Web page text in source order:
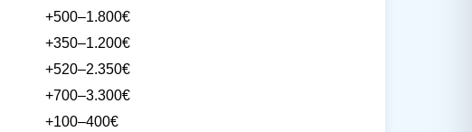
+500–1.800€
+350–1.200€
+520–2.350€
+700–3.300€
+100–400€